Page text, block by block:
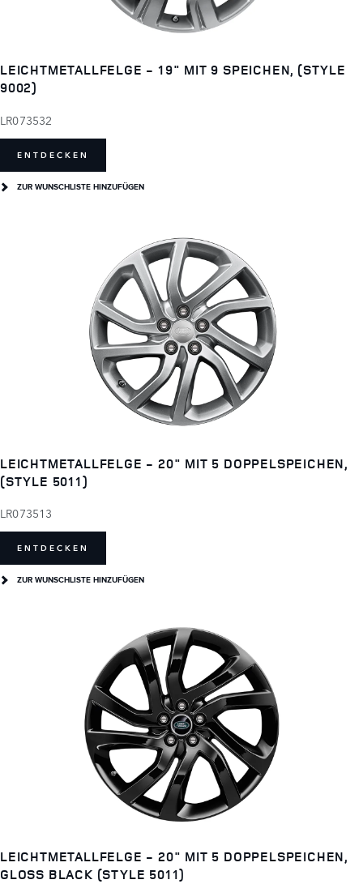
LEICHTMETALLFELGE - 19" MIT 9 SPEICHEN, (STYLE
9002)
LR073532
ENTDECKEN
ZUR WUNSCHLISTE HINZUFÜGEN
LEICHTMETALLFELGE - 20" MIT 5 DOPPELSPEICHEN,
(STYLE 5011)
LR073513
ENTDECKEN
ZUR WUNSCHLISTE HINZUFÜGEN
LEICHTMETALLFELGE - 20" MIT 5 DOPPELSPEICHEN,
GLOSS BLACK (STYLE 5011)